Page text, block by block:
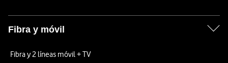
Fibra y móvil
Fibra y 2 líneas móvil + TV